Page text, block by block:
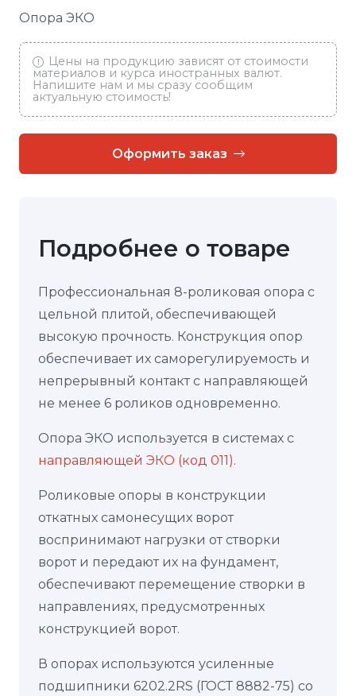
Опора ЭКО
Цены на продукцию зависят от стоимости
материалов и курса иностранных валют.
Напишите нам и мы сразу сообщим
актуальную стоимость!
Оформить заказ
Подробнее о товаре
Профессиональная 8-роликовая опора с
цельной плитой, обеспечивающей
высокую прочность. Конструкция опор
обеспечивает их саморегулируемость и
непрерывный контакт с направляющей
не менее 6 роликов одновременно.
Опора ЭКО используется в системах с
направляющей ЭКО (код 011).
Роликовые опоры в конструкции
откатных самонесущих ворот
воспринимают нагрузки от створки
ворот и передают их на фундамент,
обеспечивают перемещение створки в
направлениях, предусмотренных
конструкцией ворот.
В опорах используются усиленные
подшипники 6202.2RS (ГОСТ 8882-75) со